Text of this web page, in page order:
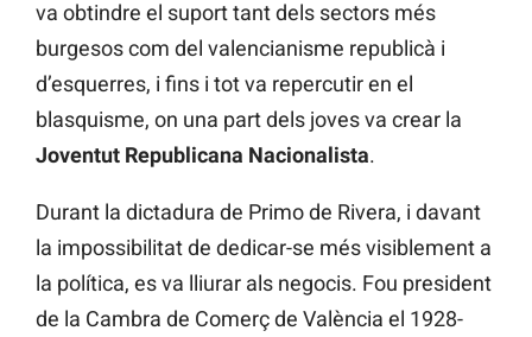
va obtindre el suport tant dels sectors més
burgesos com del valencianisme republicà i
d’esquerres, i fins i tot va repercutir en el
blasquisme, on una part dels joves va crear la
Joventut Republicana Nacionalista.
Durant la dictadura de Primo de Rivera, i davant
la impossibilitat de dedicar-se més visiblement a
la política, es va lliurar als negocis. Fou president
de la Cambra de Comerç de València el 1928-